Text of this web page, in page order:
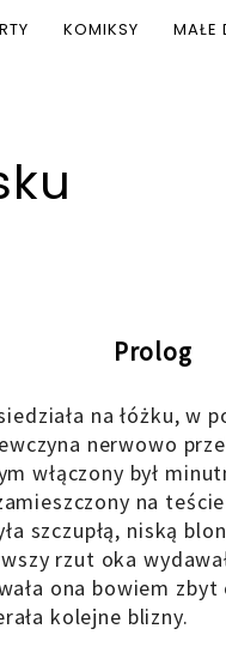
KOMIKSY MAŁE
Prolog
na łóżku,
nerwowo
włączony był
na
szczupłą, niską
rzut oka
ona bowiem
kolejne blizny.